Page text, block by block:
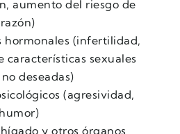
aumento del riesgo de
hormonales (infertilidad,
características sexuales
deseadas)
(agresividad,
y otros órganos